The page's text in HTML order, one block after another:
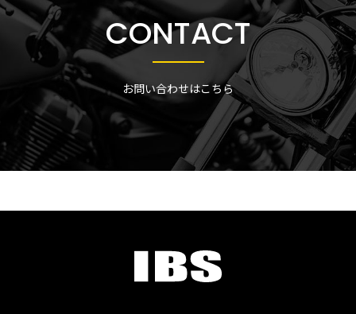
CONTACT
お問い合わせはこちら